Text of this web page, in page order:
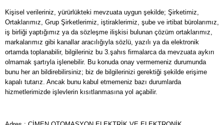
Kişisel verileriniz, yürürlükteki mevzuata uygun şekilde; Şirketimiz,
Ortaklarımız, Grup Şirketlerimiz, iştiraklerimiz, şube ve irtibat bürolarımız,
iş birliği yaptığımız ya da sözleşme ilişkisi bulunan çözüm ortaklarımız,
markalarımız gibi kanallar aracılığıyla sözlü, yazılı ya da elektronik
ortamda toplanabilir, bilgileriniz bu 3.şahıs firmalarca da mevzuata aykırı
olmamak şartıyla işlenebilir. Bu konuda onay vermemeniz durumunda
bunu her an bildirebilirsiniz; biz de bilgilerinizi gerektiği şekilde erişime
kapalı tutarız. Ancak bunu kabul etmemeniz bazı durumlarda
hizmetlerimizde işlevlerin kısıtlanmasına yol açabilir.